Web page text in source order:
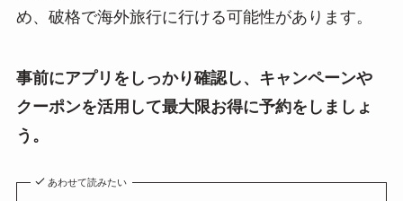
め、破格で海外旅行に行ける可能性があります。
事前にアプリをしっかり確認し、キャンペーンや
クーポンを活用して最大限お得に予約をしましょ
う。
あわせて読みたい